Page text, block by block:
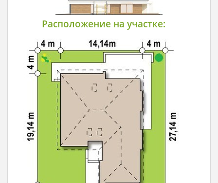
Расположение на участке: